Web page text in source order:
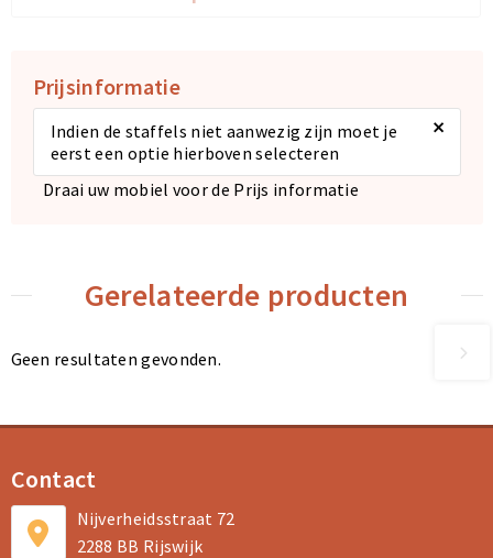
Prijsinformatie
Indien de staffels niet aanwezig zijn moet je
eerst een optie hierboven selecteren
×
Draai uw mobiel voor de Prijs informatie
Gerelateerde producten
Geen resultaten gevonden.
Contact
Nijverheidsstraat 72
2288 BB Rijswijk